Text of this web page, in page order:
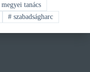
megyei tanács
# szabadságharc